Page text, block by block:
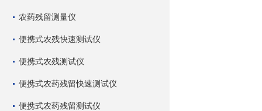
农药残留测量仪
便携式农残快速测试仪
便携式农残测试仪
便携式农药残留快速测试仪
便携式农药残留测试仪